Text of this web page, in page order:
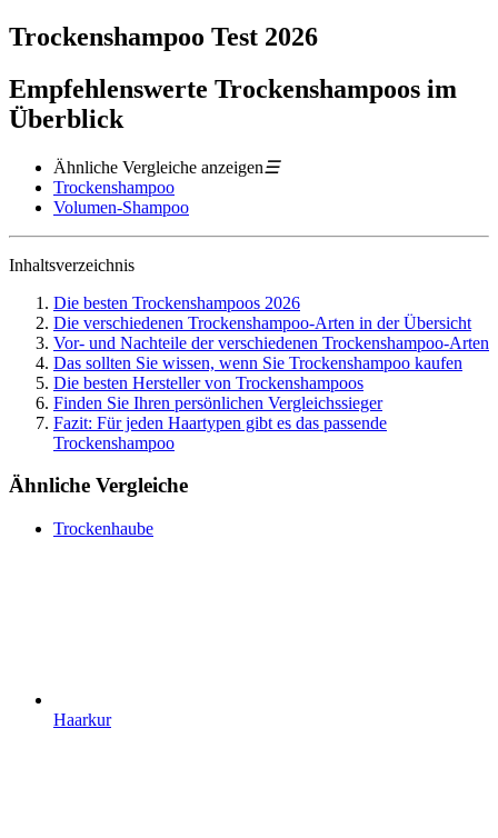
Trockenshampoo Test 2026
Empfehlenswerte Trockenshampoos im
Überblick
Ähnliche Vergleiche anzeigen☰
Trockenshampoo
Volumen-Shampoo
Inhaltsverzeichnis
Die besten Trockenshampoos 2026
Die verschiedenen Trockenshampoo-Arten in der Übersicht
Vor- und Nachteile der verschiedenen Trockenshampoo-Arten
Das sollten Sie wissen, wenn Sie Trockenshampoo kaufen
Die besten Hersteller von Trockenshampoos
Finden Sie Ihren persönlichen Vergleichssieger
Fazit: Für jeden Haartypen gibt es das passende
Trockenshampoo
Ähnliche Vergleiche
Trockenhaube
Haarkur